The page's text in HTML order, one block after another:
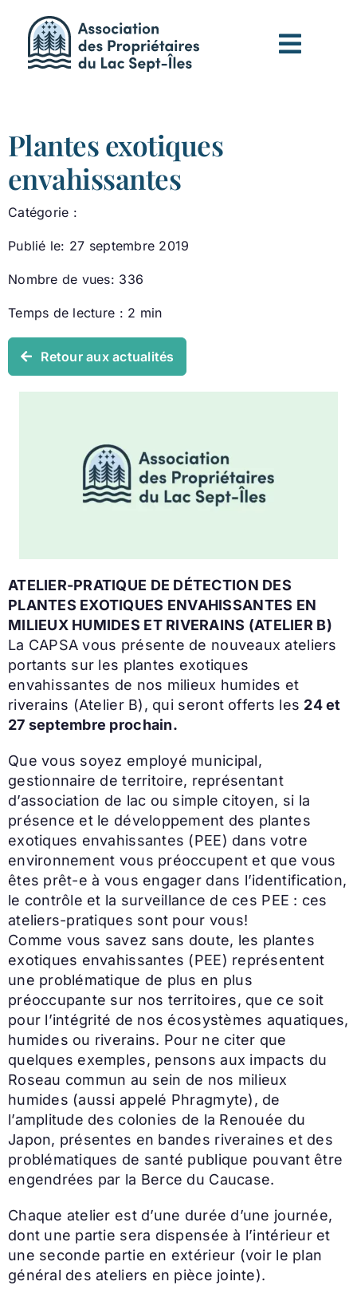
contenu
Plantes exotiques
envahissantes
Catégorie :
Publié le: 27 septembre 2019
Nombre de vues: 336
Temps de lecture : 2 min
Retour aux actualités
ATELIER-PRATIQUE DE DÉTECTION DES
PLANTES EXOTIQUES ENVAHISSANTES EN
MILIEUX HUMIDES ET RIVERAINS (ATELIER B)
La CAPSA vous présente de nouveaux ateliers
portants sur les plantes exotiques
envahissantes de nos milieux humides et
riverains (Atelier B), qui seront offerts les 24 et
27 septembre prochain.
Que vous soyez employé municipal,
gestionnaire de territoire, représentant
d’association de lac ou simple citoyen, si la
présence et le développement des plantes
exotiques envahissantes (PEE) dans votre
environnement vous préoccupent et que vous
êtes prêt-e à vous engager dans l’identification,
le contrôle et la surveillance de ces PEE : ces
ateliers-pratiques sont pour vous!
Comme vous savez sans doute, les plantes
exotiques envahissantes (PEE) représentent
une problématique de plus en plus
préoccupante sur nos territoires, que ce soit
pour l’intégrité de nos écosystèmes aquatiques,
humides ou riverains. Pour ne citer que
quelques exemples, pensons aux impacts du
Roseau commun au sein de nos milieux
humides (aussi appelé Phragmyte), de
l’amplitude des colonies de la Renouée du
Japon, présentes en bandes riveraines et des
problématiques de santé publique pouvant être
engendrées par la Berce du Caucase.
Chaque atelier est d’une durée d’une journée,
dont une partie sera dispensée à l’intérieur et
une seconde partie en extérieur (voir le plan
général des ateliers en pièce jointe).